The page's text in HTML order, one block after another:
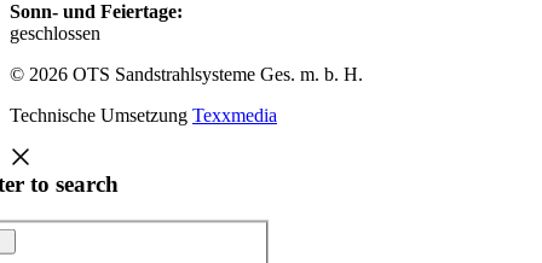
Sonn- und Feiertage:
geschlossen
© 2026 OTS Sandstrahlsysteme Ges. m. b. H.
Technische Umsetzung Texxmedia
to search